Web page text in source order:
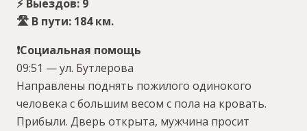
⚡️ Выездов: 9
🛣 В пути: 184 км.
❗Социальная помощь
09:51 — ул. Бутлерова
Направлены поднять пожилого одинокого
человека с большим весом с пола на кровать.
Прибыли. Дверь открыта, мужчина просит